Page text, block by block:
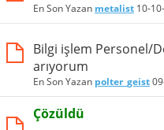
En Son Yazan metalist 10-
Bilgi işlem Personel/
arıyorum
En Son Yazan polter_geist
Çözüldü